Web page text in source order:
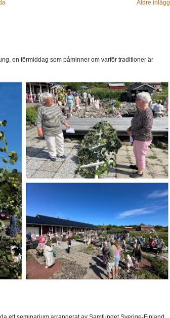
Äldre inlägg
en förmiddag som påminner om varför traditioner är